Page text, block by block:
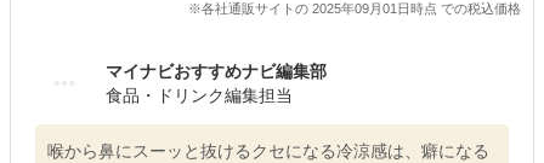
※各社通販サイトの 2025年09月01日時点 での税込価格
マイナビおすすめナビ編集部
食品・ドリンク編集担当
喉から鼻にスーッと抜けるクセになる冷涼感は、癖になる